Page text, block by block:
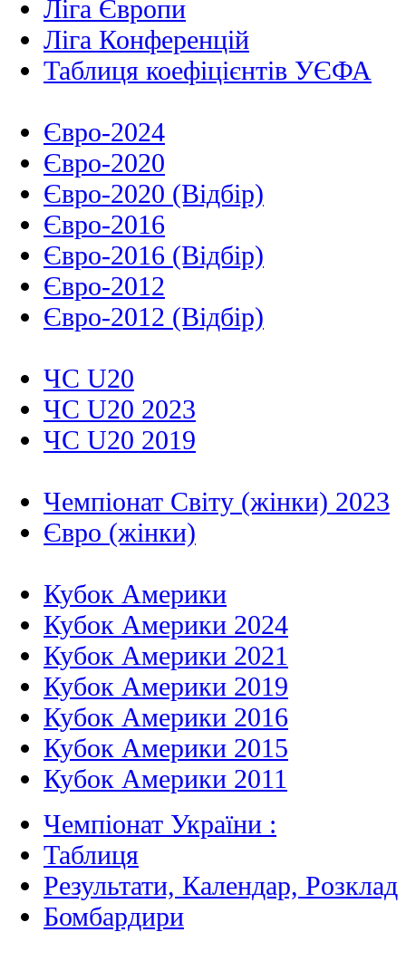
Ліга Європи
Ліга Конференцій
Таблиця коефіцієнтів УЄФА
Євро-2024
Євро-2020
Євро-2020 (Відбір)
Євро-2016
Євро-2016 (Відбір)
Євро-2012
Євро-2012 (Відбір)
ЧС U20
ЧС U20 2023
ЧС U20 2019
Чемпіонат Світу (жінки) 2023
Євро (жінки)
Кубок Америки
Кубок Америки 2024
Кубок Америки 2021
Кубок Америки 2019
Кубок Америки 2016
Кубок Америки 2015
Кубок Америки 2011
Чемпіонат України :
Таблиця
Результати, Календар, Poзклад
Бомбардири